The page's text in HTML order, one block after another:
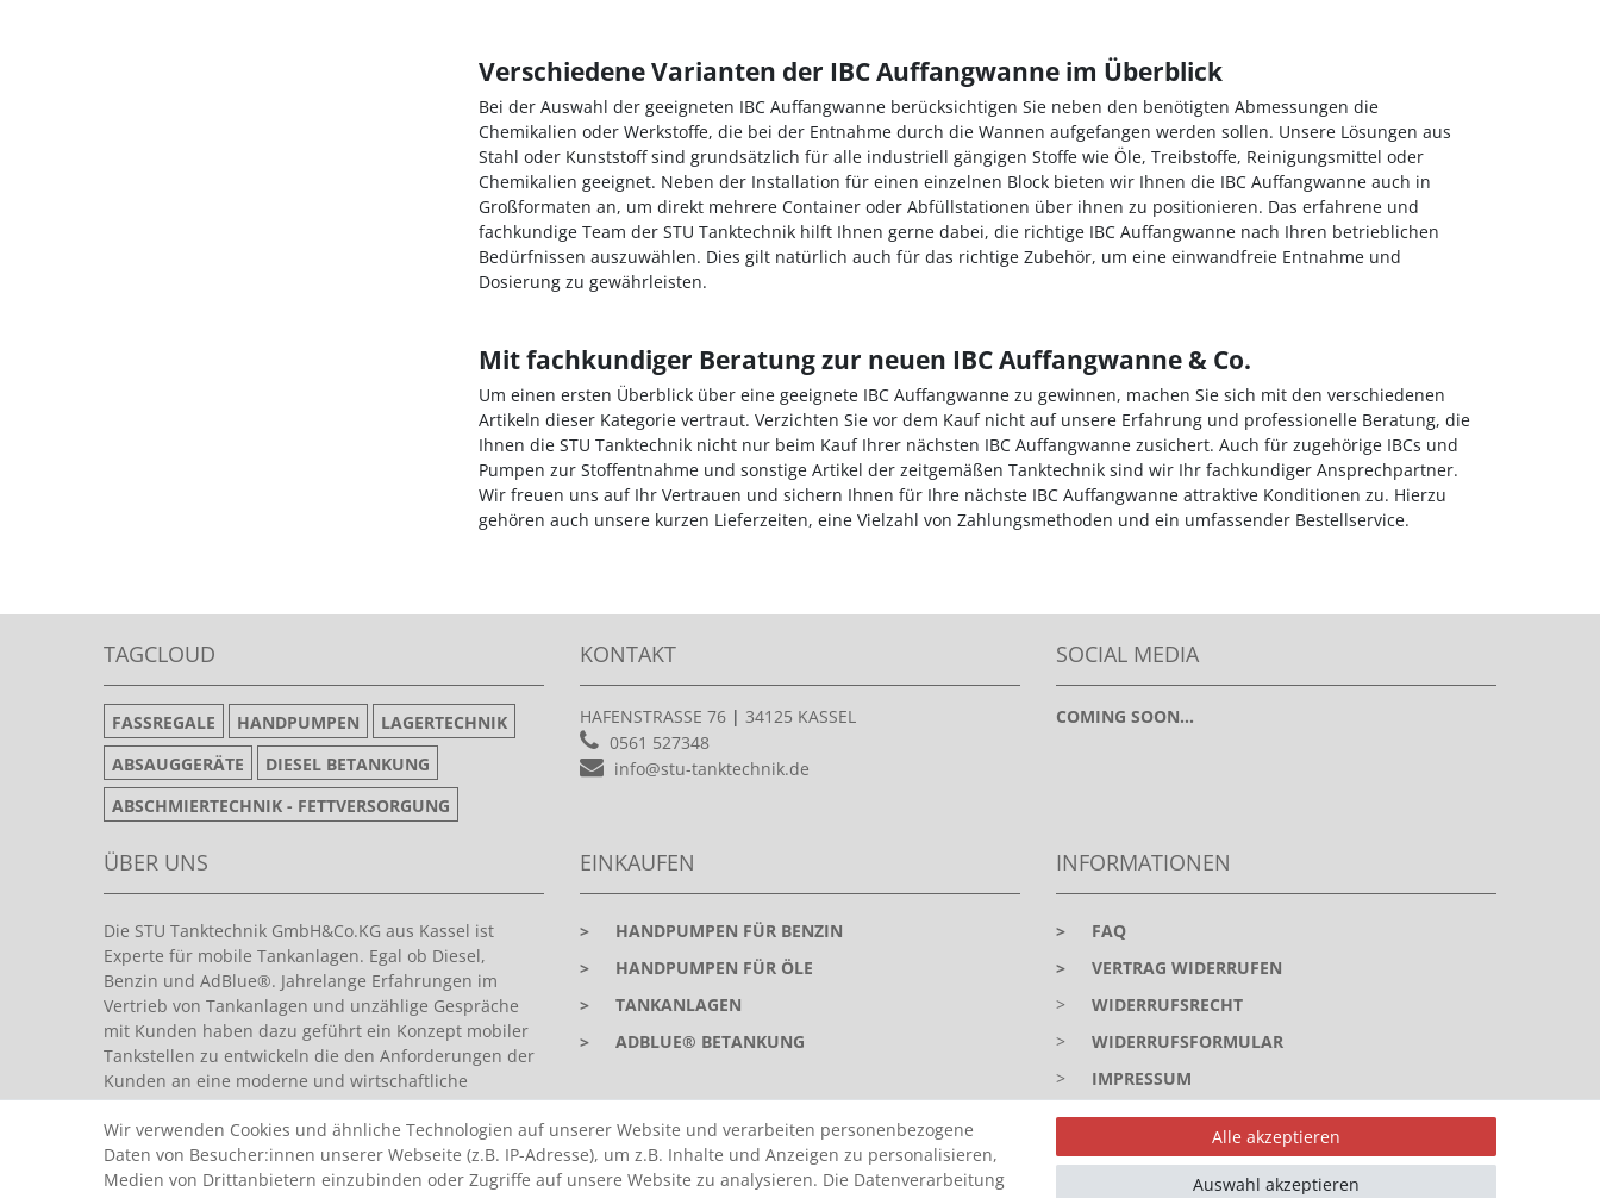
Verschiedene Varianten der IBC Auffangwanne im Überblick
Bei der Auswahl der geeigneten IBC Auffangwanne berücksichtigen Sie neben den benötigten Abmessungen die
Chemikalien oder Werkstoffe, die bei der Entnahme durch die Wannen aufgefangen werden sollen. Unsere Lösungen aus
Stahl oder Kunststoff sind grundsätzlich für alle industriell gängigen Stoffe wie Öle, Treibstoffe, Reinigungsmittel oder
Chemikalien geeignet. Neben der Installation für einen einzelnen Block bieten wir Ihnen die IBC Auffangwanne auch in
Großformaten an, um direkt mehrere Container oder Abfüllstationen über ihnen zu positionieren. Das erfahrene und
fachkundige Team der STU Tanktechnik hilft Ihnen gerne dabei, die richtige IBC Auffangwanne nach Ihren betrieblichen
Bedürfnissen auszuwählen. Dies gilt natürlich auch für das richtige Zubehör, um eine einwandfreie Entnahme und
Dosierung zu gewährleisten.
Mit fachkundiger Beratung zur neuen IBC Auffangwanne & Co.
Um einen ersten Überblick über eine geeignete IBC Auffangwanne zu gewinnen, machen Sie sich mit den verschiedenen
Artikeln dieser Kategorie vertraut. Verzichten Sie vor dem Kauf nicht auf unsere Erfahrung und professionelle Beratung, die
Ihnen die STU Tanktechnik nicht nur beim Kauf Ihrer nächsten IBC Auffangwanne zusichert. Auch für zugehörige IBCs und
Pumpen zur Stoffentnahme und sonstige Artikel der zeitgemäßen Tanktechnik sind wir Ihr fachkundiger Ansprechpartner.
Wir freuen uns auf Ihr Vertrauen und sichern Ihnen für Ihre nächste IBC Auffangwanne attraktive Konditionen zu. Hierzu
gehören auch unsere kurzen Lieferzeiten, eine Vielzahl von Zahlungsmethoden und ein umfassender Bestellservice.
TAGCLOUD
FASSREGALE HANDPUMPEN
LAGERTECHNIK
ABSAUGGERÄTE
DIESEL BETANKUNG
ABSCHMIERTECHNIK - FETTVERSORGUNG
KONTAKT
HAFENSTRASSE 76 | 34125 KASSEL
0561 527348
info@stu-tanktechnik.de
SOCIAL MEDIA
COMING SOON...
ÜBER UNS
Die STU Tanktechnik GmbH&Co.KG aus Kassel ist
Experte für mobile Tankanlagen. Egal ob Diesel,
Benzin und AdBlue®. Jahrelange Erfahrungen im
Vertrieb von Tankanlagen und unzählige Gespräche
mit Kunden haben dazu geführt ein Konzept mobiler
Tankstellen zu entwickeln die den Anforderungen der
Kunden an eine moderne und wirtschaftliche
Tankanlage entsprechen.
EINKAUFEN
>
HANDPUMPEN FÜR BENZIN
>
HANDPUMPEN FÜR ÖLE
>
TANKANLAGEN
>
ADBLUE® BETANKUNG
INFORMATIONEN
>
FAQ
>
VERTRAG WIDERRUFEN
>
WIDERRUFSRECHT
>
WIDERRUFSFORMULAR
>
IMPRESSUM
>
DATENSCHUTZERKLÄRUNG
>
AGB
Wir verwenden Cookies und ähnliche Technologien auf unserer Website und verarbeiten personenbezogene
Daten von Besucher:innen unserer Webseite (z.B. IP-Adresse), um z.B. Inhalte und Anzeigen zu personalisieren,
Medien von Drittanbietern einzubinden oder Zugriffe auf unsere Website zu analysieren. Die Datenverarbeitung
Alle akzeptieren
Auswahl akzeptieren